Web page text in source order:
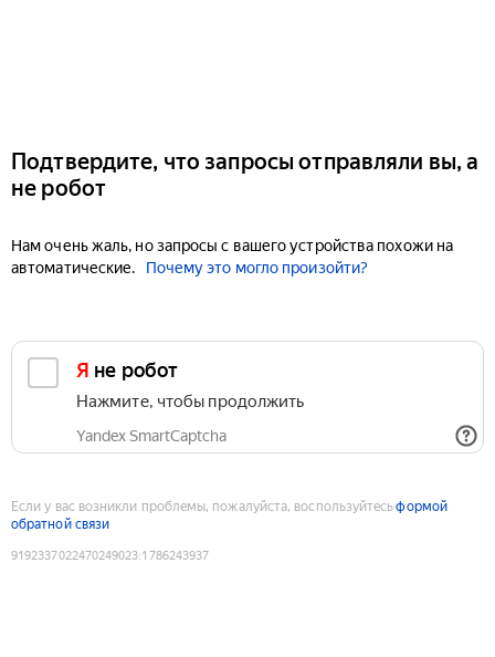
Подтвердите, что запросы отправляли вы, а
не робот
Нам очень жаль, но запросы с вашего устройства похожи на
автоматические.
Почему это могло произойти?
Я не робот
Нажмите, чтобы продолжить
Yandex SmartCaptcha
Если у вас возникли проблемы, пожалуйста, воспользуйтесьформой
обратной связи
9192337022470249023:1786243937